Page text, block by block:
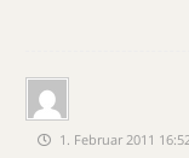
1. Februar 2011